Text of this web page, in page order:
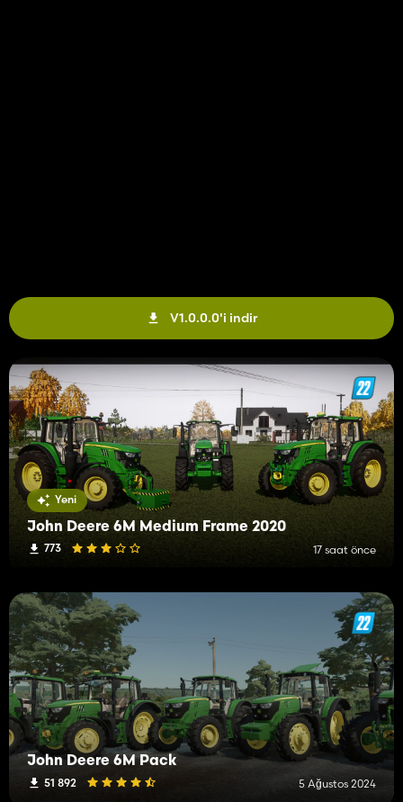
V1.0.0.0'i indir
Yeni
John Deere 6M Medium Frame 2020
773 17 saat önce
John Deere 6M Pack
51 892 5 Ağustos 2024